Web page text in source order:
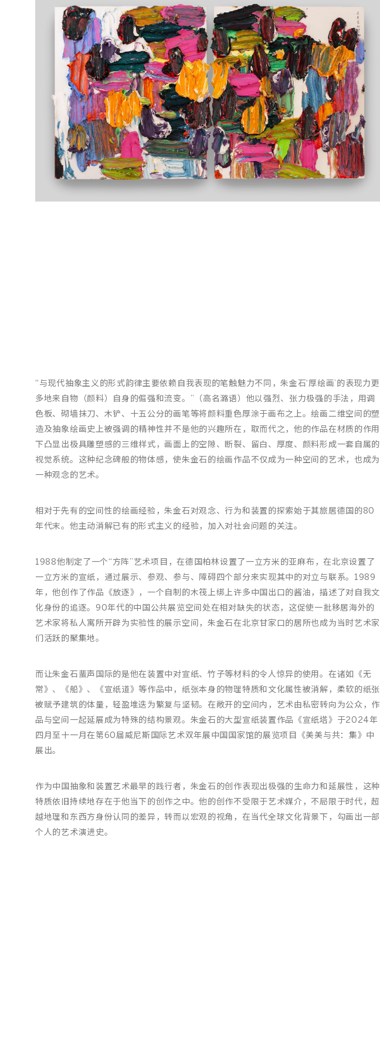
“与现代抽象主义的形式韵律主要依赖自我表现的笔触魅力不同，朱金石‘厚绘画’的表现力更
多地来自物（颜料）自身的倔强和流变。”（高名潞语）他以强烈、张力极强的手法，用调
色板、砌墙抹刀、木铲、十五公分的画笔等将颜料重色厚涂于画布之上。绘画二维空间的塑
造及抽象绘画史上被强调的精神性并不是他的兴趣所在，取而代之，他的作品在材质的作用
下凸显出极具雕塑感的三维样式，画面上的空隙、断裂、留白、厚度、颜料形成一套自属的
视觉系统。这种纪念碑般的物体感，使朱金石的绘画作品不仅成为一种空间的艺术，也成为
一种观念的艺术。
相对于先有的空间性的绘画经验，朱金石对观念、行为和装置的探索始于其旅居德国的80
年代末。他主动消解已有的形式主义的经验，加入对社会问题的关注。
1988他制定了一个“方阵”艺术项目，在德国柏林设置了一立方米的亚麻布，在北京设置了
一立方米的宣纸，通过展示、参观、参与、障碍四个部分来实现其中的对立与联系。1989
年，他创作了作品《放逐》，一个自制的木筏上绑上许多中国出口的酱油，描述了对自我文
化身份的追逐。90年代的中国公共展览空间处在相对缺失的状态，这促使一批移居海外的
艺术家将私人寓所开辟为实验性的展示空间，朱金石在北京甘家口的居所也成为当时艺术家
们活跃的聚集地。
而让朱金石蜚声国际的是他在装置中对宣纸、竹子等材料的令人惊异的使用。在诸如《无
常》、《船》、《宣纸道》等作品中，纸张本身的物理特质和文化属性被消解，柔软的纸张
被赋予建筑的体量，轻盈堆迭为繁复与坚韧。在敞开的空间内，艺术由私密转向为公众，作
品与空间一起延展成为特殊的结构景观。朱金石的大型宣纸装置作品《宣纸塔》于2024年
四月至十一月在第60届威尼斯国际艺术双年展中国国家馆的展览项目《美美与共：集》中
展出。
作为中国抽象和装置艺术最早的践行者，朱金石的创作表现出极强的生命力和延展性，这种
特质依旧持续地存在于他当下的创作之中。他的创作不受限于艺术媒介，不局限于时代，超
越地理和东西方身份认同的差异，转而以宏观的视角，在当代全球文化背景下，勾画出一部
个人的艺术演进史。